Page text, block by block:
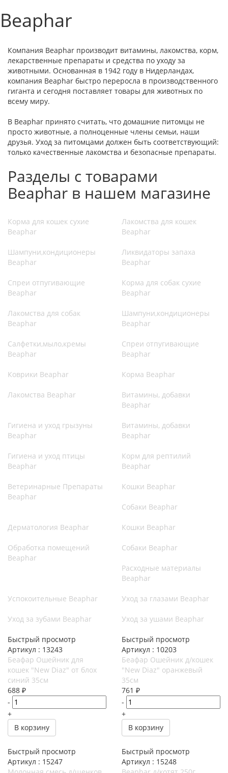
Beaphar
Компания Beaphar производит витамины, лакомства, корм,
лекарственные препараты и средства по уходу за
животными. Основанная в 1942 году в Нидерландах,
компания Beaphar быстро переросла в производственного
гиганта и сегодня поставляет товары для животных по
всему миру.
В Beaphar принято считать, что домашние питомцы не
просто животные, а полноценные члены семьи, наши
друзья. Уход за питомцами должен быть соответствующий:
только качественные лакомства и безопасные препараты.
Разделы с товарами
Beaphar в нашем магазине
Корма для кошек сухие
Beaphar
Лакомства для кошек
Beaphar
Шампуни,кондиционеры
Beaphar
Ликвидаторы запаха
Beaphar
Спреи отпугивающие
Beaphar
Корма для собак сухие
Beaphar
Лакомства для собак
Beaphar
Шампуни,кондиционеры
Beaphar
Салфетки,мыло,кремы
Beaphar
Спреи отпугивающие
Beaphar
Коврики Beaphar Корма Beaphar
Лакомства Beaphar
Витамины, добавки
Beaphar
Гигиена и уход грызуны
Beaphar
Витамины, добавки
Beaphar
Гигиена и уход птицы
Beaphar
Корм для рептилий
Beaphar
Ветеринарные Препараты
Beaphar
Кошки Beaphar
Собаки Beaphar
Дерматология Beaphar Кошки Beaphar
Обработка помещений
Beaphar
Собаки Beaphar
Расходные материалы
Beaphar
Успокоительные Beaphar Уход за глазами Beaphar
Уход за зубами Beaphar Уход за ушами Beaphar
Быстрый просмотр
Артикул : 13243
Беафар Ошейник для
кошек "New Diaz" от блох
синий 35см
688 ₽
-
+
В корзину
Быстрый просмотр
Артикул : 10203
Беафар Ошейник д/кошек
"New Diaz" оранжевый
35см
761 ₽
-
+
В корзину
Быстрый просмотр
Артикул : 15247
Быстрый просмотр
Артикул : 15248